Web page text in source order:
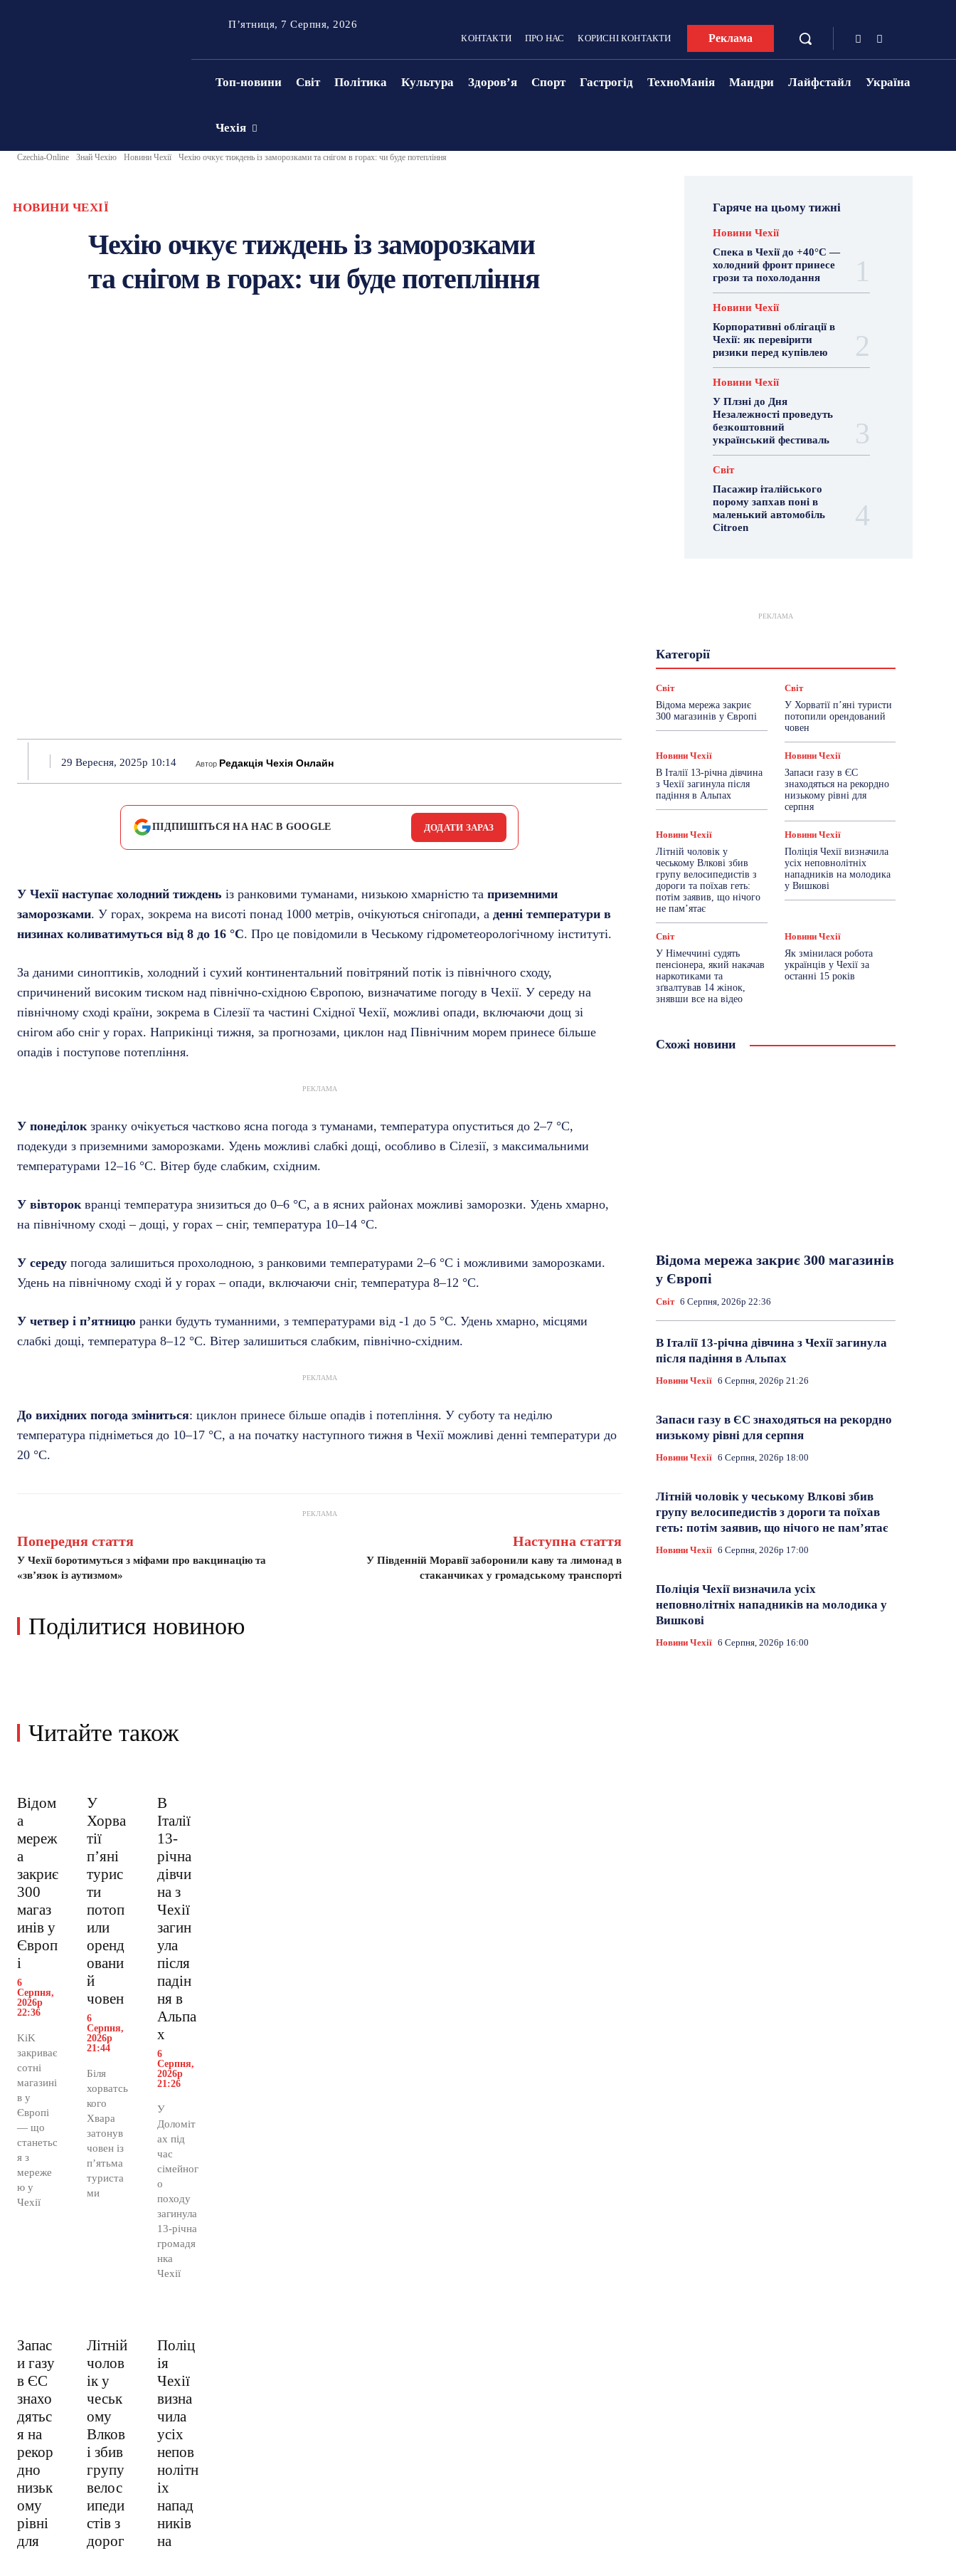
П’ятниця, 7 Серпня, 2026
КОНТАКТИ ПРО НАС КОРИСНІ КОНТАКТИ Реклама
Топ-новини Світ Політика Культура Здоровʼя Спорт Гастрогід ТехноМанія Мандри Лайфстайл Україна
Чехія
Czechia-Online Знай Чехію Новини Чехії Чехію очкує тиждень із заморозками та снігом в горах: чи буде потепління
НОВИНИ ЧЕХІЇ
Чехію очкує тиждень із заморозками
та снігом в горах: чи буде потепління
29 Вересня, 2025р 10:14 Автор Редакція Чехія Онлайн
ПІДПИШІТЬСЯ НА НАС В GOOGLE ДОДАТИ ЗАРАЗ
У Чехії наступає холодний тиждень із ранковими туманами, низькою хмарністю та приземними
заморозками. У горах, зокрема на висоті понад 1000 метрів, очікуються снігопади, а денні температури в
низинах коливатимуться від 8 до 16 °C. Про це повідомили в Чеському гідрометеорологічному інституті.
За даними синоптиків, холодний і сухий континентальний повітряний потік із північного сходу,
спричинений високим тиском над північно-східною Європою, визначатиме погоду в Чехії. У середу на
північному сході країни, зокрема в Сілезії та частині Східної Чехії, можливі опади, включаючи дощ зі
снігом або сніг у горах. Наприкінці тижня, за прогнозами, циклон над Північним морем принесе більше
опадів і поступове потепління.
РЕКЛАМА
У понеділок зранку очікується частково ясна погода з туманами, температура опуститься до 2–7 °C,
подекуди з приземними заморозками. Удень можливі слабкі дощі, особливо в Сілезії, з максимальними
температурами 12–16 °C. Вітер буде слабким, східним.
У вівторок вранці температура знизиться до 0–6 °C, а в ясних районах можливі заморозки. Удень хмарно,
на північному сході – дощі, у горах – сніг, температура 10–14 °C.
У середу погода залишиться прохолодною, з ранковими температурами 2–6 °C і можливими заморозками.
Удень на північному сході й у горах – опади, включаючи сніг, температура 8–12 °C.
У четвер і п’ятницю ранки будуть туманними, з температурами від -1 до 5 °C. Удень хмарно, місцями
слабкі дощі, температура 8–12 °C. Вітер залишиться слабким, північно-східним.
РЕКЛАМА
До вихідних погода зміниться: циклон принесе більше опадів і потепління. У суботу та неділю
температура підніметься до 10–17 °C, а на початку наступного тижня в Чехії можливі денні температури до
20 °C.
РЕКЛАМА
Попередня стаття
У Чехії боротимуться з міфами про вакцинацію та
«зв’язок із аутизмом»
Наступна стаття
У Південній Моравії заборонили каву та лимонад в
стаканчиках у громадському транспорті
Поділитися новиною
Читайте також
Відом
а
мереж
а
закриє
300
магаз
инів у
Європ
і
6
Серпня,
2026р
22:36
KiK
закриває
сотні
магазині
в у
Європі
— що
станетьс
я з
мереже
ю у
Чехії
У
Хорва
тії
пʼяні
турис
ти
потоп
или
оренд
овани
й
човен
6
Серпня,
2026р
21:44
Біля
хорватсь
кого
Хвара
затонув
човен із
п’ятьма
туриста
ми
В
Італії
13-
річна
дівчи
на з
Чехії
загин
ула
після
падін
ня в
Альпа
х
6
Серпня,
2026р
21:26
У
Доломіт
ах під
час
сімейног
о
походу
загинула
13-річна
громадя
нка
Чехії
Запас
и газу
в ЄС
знахо
дятьс
я на
рекор
дно
низьк
ому
рівні
для
Літній
чолов
ік у
чеськ
ому
Влков
і збив
групу
велос
ипеди
стів з
дорог
Поліц
ія
Чехії
визна
чила
усіх
непов
нолітн
іх
напад
ників
на
Гаряче на цьому тижні
Новини Чехії
Спека в Чехії до +40°C —
холодний фронт принесе
грози та похолодання
Новини Чехії
Корпоративні облігації в
Чехії: як перевірити
ризики перед купівлею
Новини Чехії
У Плзні до Дня
Незалежності проведуть
безкоштовний
український фестиваль
Світ
Пасажир італійського
порому запхав поні в
маленький автомобіль
Citroen
РЕКЛАМА
КатегоріїГастрогід
Знай Чехію
Новини Чехії
Робота
Сад та город
Світ
Спорт ТехноМанія
Топ-новини
Фоторепортаж
Світ
Відома мережа закриє
300 магазинів у Європі
Світ
У Хорватії пʼяні туристи
потопили орендований
човен
Новини Чехії
В Італії 13-річна дівчина
з Чехії загинула після
падіння в Альпах
Новини Чехії
Запаси газу в ЄС
знаходяться на рекордно
низькому рівні для
серпня
Новини Чехії
Літній чоловік у
чеському Влкові збив
групу велосипедистів з
дороги та поїхав геть:
потім заявив, що нічого
не пам’ятає
Новини Чехії
Поліція Чехії визначила
усіх неповнолітніх
нападників на молодика
у Вишкові
Світ
У Німеччині судять
пенсіонера, який накачав
наркотиками та
зґвалтував 14 жінок,
знявши все на відео
Новини Чехії
Як змінилася робота
українців у Чехії за
останні 15 років
Схожі новини
Відома мережа закриє 300 магазинів
у Європі
Світ 6 Серпня, 2026р 22:36
В Італії 13-річна дівчина з Чехії загинула
після падіння в Альпах
Новини Чехії 6 Серпня, 2026р 21:26
Запаси газу в ЄС знаходяться на рекордно
низькому рівні для серпня
Новини Чехії 6 Серпня, 2026р 18:00
Літній чоловік у чеському Влкові збив
групу велосипедистів з дороги та поїхав
геть: потім заявив, що нічого не пам’ятає
Новини Чехії 6 Серпня, 2026р 17:00
Поліція Чехії визначила усіх
неповнолітніх нападників на молодика у
Вишкові
Новини Чехії 6 Серпня, 2026р 16:00